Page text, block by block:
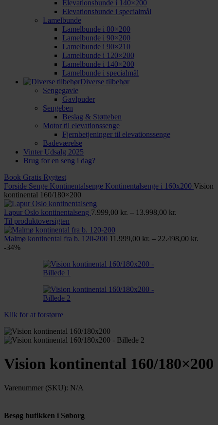
Elevationsbunde i 140×200
Elevationsbunde i specialmål
Lamelbunde
Lamelbunde i 80×200
Lamelbunde i 90×200
Lamelbunde i 90×210
Lamelbunde i 120×200
Lamelbunde i 140×200
Lamelbunde i specialmål
Diverse tilbehør
Sengegavle
Gavlpuder
Sengeben
Beslag & Støtteben
Motor til elevationssenge
Fjernbetjeninger til elevationssenge
Badeværelse
Vinter Udsalg 2025
Brug for en seng i dag?
Book Gratis Rygtest
Forside Senge Kontinentalsenge Kontinentalsenge i 160x200 Vision
kontinental 160/180×200
Lapur Oslo kontinentalseng 7.999,00 kr. – 13.998,00 kr.
13.998,00 kr.
Til produktoversigten
Malmø kontinental fra b. 120-200 11.999,00 kr. – 22.498,00 kr.
-34%
Klik for at forstørre
Vision kontinental 160/180×200
Varenummer (SKU): N/A
Besøg butikken i Søborg